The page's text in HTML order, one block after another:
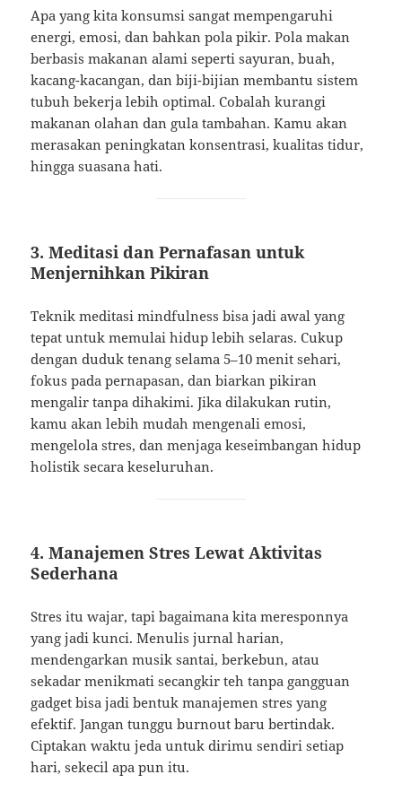
Apa yang kita konsumsi sangat mempengaruhi
energi, emosi, dan bahkan pola pikir. Pola makan
berbasis makanan alami seperti sayuran, buah,
kacang-kacangan, dan biji-bijian membantu sistem
tubuh bekerja lebih optimal. Cobalah kurangi
makanan olahan dan gula tambahan. Kamu akan
merasakan peningkatan konsentrasi, kualitas tidur,
hingga suasana hati.
3.Meditasi dan Pernafasan untuk
Menjernihkan Pikiran
Teknik meditasi mindfulness bisa jadi awal yang
tepat untuk memulai hidup lebih selaras. Cukup
dengan duduk tenang selama 5–10 menit sehari,
fokus pada pernapasan, dan biarkan pikiran
mengalir tanpa dihakimi. Jika dilakukan rutin,
kamu akan lebih mudah mengenali emosi,
mengelola stres, dan menjaga keseimbangan hidup
holistik secara keseluruhan.
4.Manajemen Stres Lewat Aktivitas
Sederhana
Stres itu wajar, tapi bagaimana kita meresponnya
yang jadi kunci. Menulis jurnal harian,
mendengarkan musik santai, berkebun, atau
sekadar menikmati secangkir teh tanpa gangguan
gadget bisa jadi bentuk manajemen stres yang
efektif. Jangan tunggu burnout baru bertindak.
Ciptakan waktu jeda untuk dirimu sendiri setiap
hari, sekecil apa pun itu.